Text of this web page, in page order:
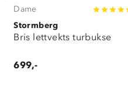
Dame
Stormberg
Bris lettvekts turbukse
699,-